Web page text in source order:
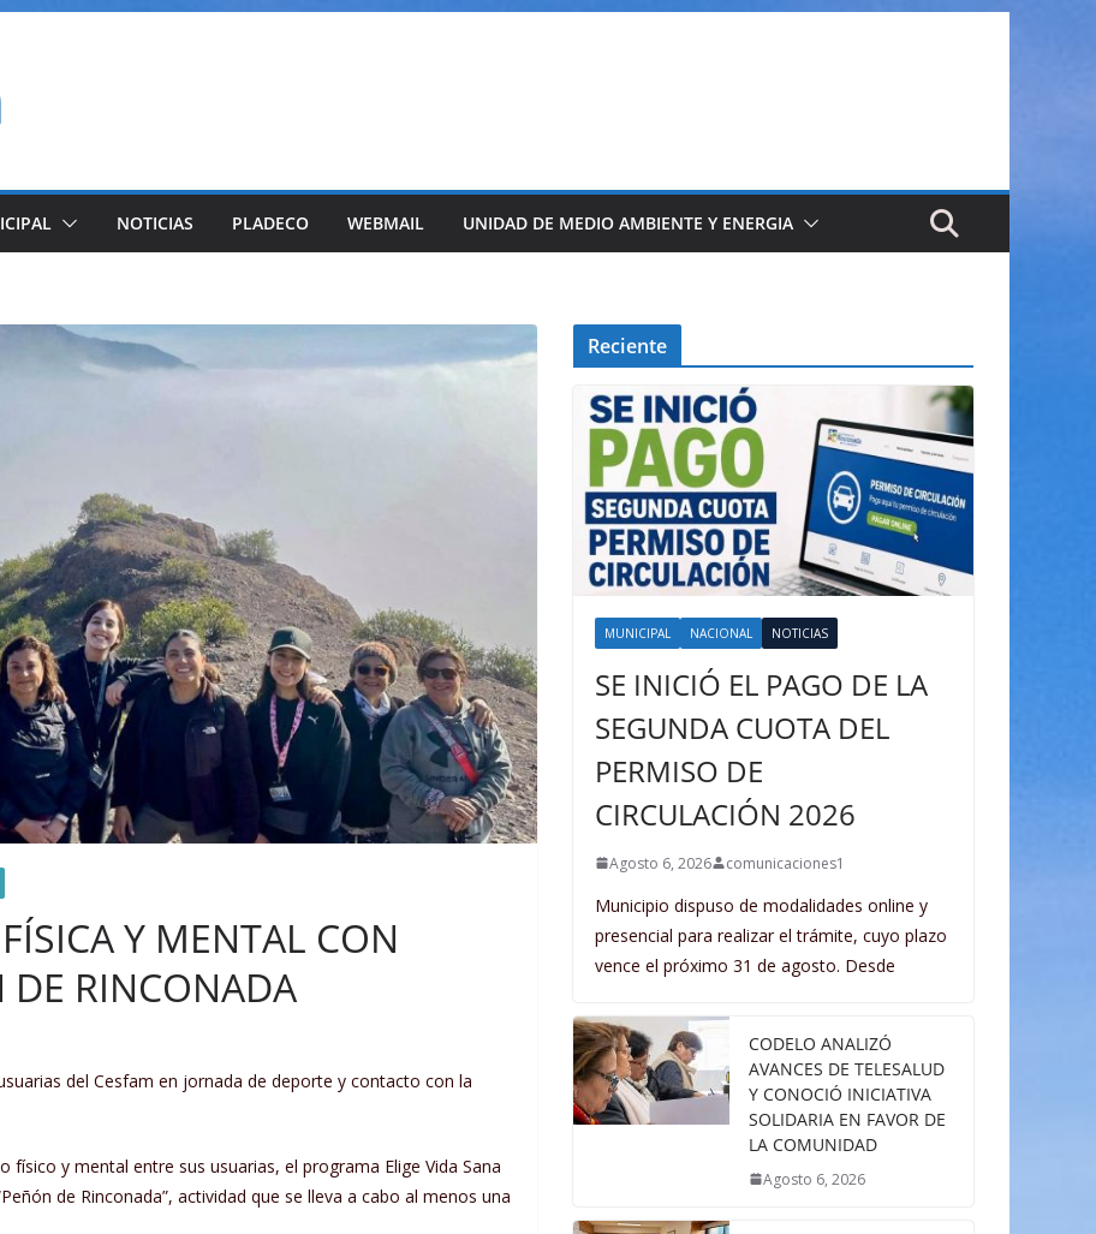
NOTICIAS PLADECO WEBMAIL UNIDAD DE MEDIO AMBIENTE Y ENERGIA
Y MENTAL CON
DE RINCONADA
del Cesfam en jornada de deporte y contacto con la
y mental entre sus usuarias, el programa Elige Vida Sana
de Rinconada”, actividad que se lleva a cabo al menos una
Reciente
MUNICIPAL NACIONAL NOTICIAS
SE INICIÓ EL PAGO DE LA
SEGUNDA CUOTA DEL
PERMISO DE
CIRCULACIÓN 2026
Agosto 6, 2026 comunicaciones1
Municipio dispuso de modalidades online y
presencial para realizar el trámite, cuyo plazo
vence el próximo 31 de agosto. Desde
CODELO ANALIZÓ
AVANCES DE TELESALUD
Y CONOCIÓ INICIATIVA
SOLIDARIA EN FAVOR DE
LA COMUNIDAD
Agosto 6, 2026